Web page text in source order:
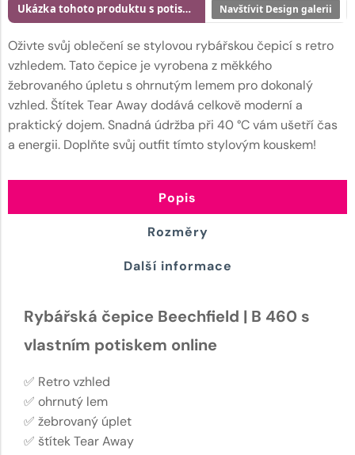
Oživte svůj oblečení se stylovou rybářskou čepicí s retro
vzhledem. Tato čepice je vyrobena z měkkého
žebrovaného úpletu s ohrnutým lemem pro dokonalý
vzhled. Štítek Tear Away dodává celkově moderní a
praktický dojem. Snadná údržba při 40 °C vám ušetří čas
a energii. Doplňte svůj outfit tímto stylovým kouskem!
Ukázka tohoto produktu s potiskem Navštívit Design galerii
Popis
Rozměry
Další informace
Rybářská čepice Beechfield | B 460 s
vlastním potiskem online
✅ Retro vzhled
✅ ohrnutý lem
✅ žebrovaný úplet
✅ štítek Tear Away